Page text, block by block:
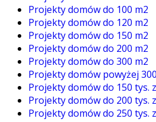
Projekty domów do 100 m2
Projekty domów do 120 m2
Projekty domów do 150 m2
Projekty domów do 200 m2
Projekty domów do 300 m2
Projekty domów powyżej
Projekty domów do 150 tys.
Projekty domów do 200 tys.
Projekty domów do 250 tys.